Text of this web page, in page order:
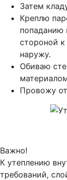
Затем
Креплю
попаданию
стороной
наружу.
Обиваю
Провожу
Важно!
К утеплению
требований,